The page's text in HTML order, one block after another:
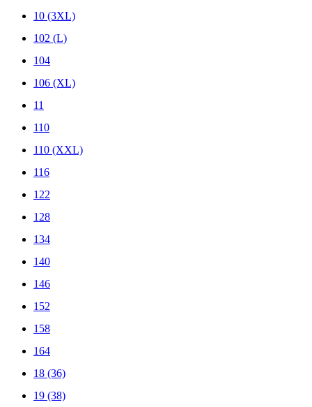
10 (3XL)
102 (L)
104
106 (XL)
11
110
110 (XXL)
116
122
128
134
140
146
152
158
164
18 (36)
19 (38)